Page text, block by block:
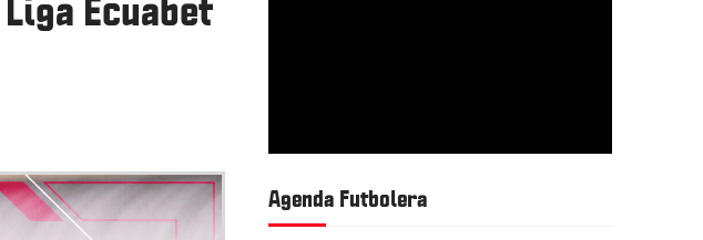
Ecuabet
Agenda Futbolera